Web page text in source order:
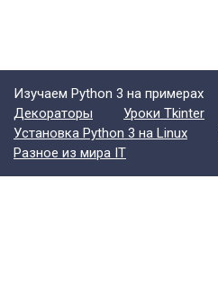
Изучаем Python 3 на примерах
Декораторы
Уроки Tkinter
Установка Python 3 на Linux
Разное из мира IT